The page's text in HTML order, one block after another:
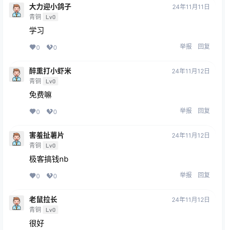
大力迎小鸽子
青铜 Lv0
24年11月11日
学习
0 0 举报 回复
醉熏打小虾米
青铜 Lv0
24年11月12日
免费嘛
0 0 举报 回复
害羞扯薯片
青铜 Lv0
24年11月12日
极客搞钱nb
0 0 举报 回复
老鼠拉长
青铜 Lv0
24年11月12日
很好